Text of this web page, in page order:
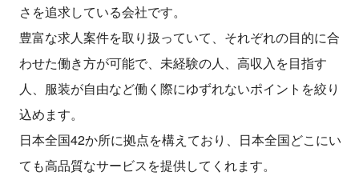
さを追求している会社です。
豊富な求人案件を取り扱っていて、それぞれの目的に合
わせた働き方が可能で、未経験の人、高収入を目指す
人、服装が自由など働く際にゆずれないポイントを絞り
込めます。
日本全国42か所に拠点を構えており、日本全国どこにい
ても高品質なサービスを提供してくれます。